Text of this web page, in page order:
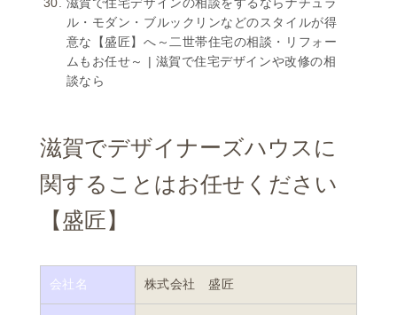
滋賀で住宅デザインの相談をするならナチュラ
ル・モダン・ブルックリンなどのスタイルが得
意な【盛匠】へ～二世帯住宅の相談・リフォー
ムもお任せ～ | 滋賀で住宅デザインや改修の相
談なら
滋賀でデザイナーズハウスに
関することはお任せください
【盛匠】
会社名 株式会社 盛匠